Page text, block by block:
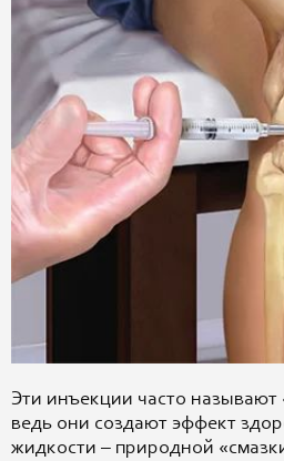
Эти инъекции часто
ведь они создают эффект
жидкости – природной